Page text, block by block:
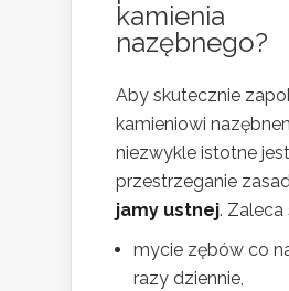
kamienia
nazębnego?
Aby skutecznie
kamieniowi
niezwykle istotne jest
przestrzeganie
jamy ustnej. Zaleca
mycie zębów co
razy dziennie,